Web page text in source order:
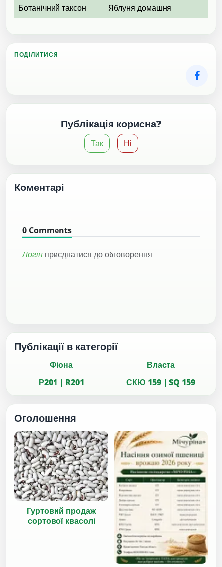
Ботанічний таксон
Яблуня домашня
ПОДІЛИТИСЯ
Публікація корисна?
Так Ні
Коментарі
0 Comments
Логін приєднатися до обговорення
Публікації в категорії
Фіона
Власта
Р201 | R201
СКЮ 159 | SQ 159
Оголошення
Гуртовий продаж
сортової квасолі